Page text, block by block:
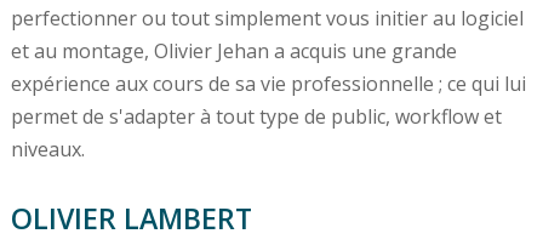
perfectionner ou tout simplement vous initier au logiciel
et au montage, Olivier Jehan a acquis une grande
expérience aux cours de sa vie professionnelle ; ce qui lui
permet de s'adapter à tout type de public, workflow et
niveaux.
OLIVIER LAMBERT